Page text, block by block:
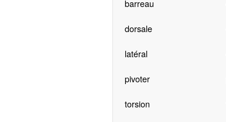
barreau
dorsale
latéral
pivoter
torsion